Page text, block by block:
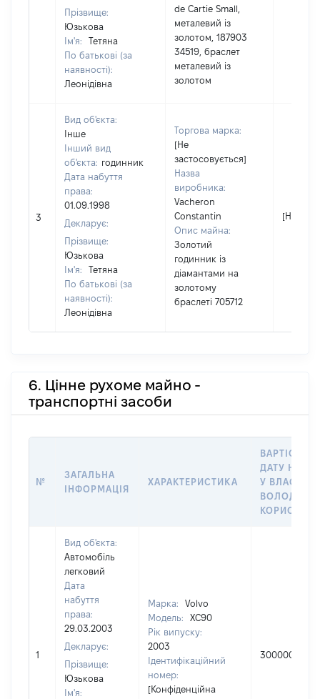
Прізвище:
Юзькова
Ім'я:
Тетяна
По батькові (за
наявності):
Леонідівна
de Cartie Small,
металевий із
золотом, 187903
34519, браслет
металевий із
золотом
3
Вид об'єкта:
Інше
Інший вид
об'єкта: годинник
Дата набуття
права:
01.09.1998
Декларує:
Прізвище:
Юзькова
Ім'я:
Тетяна
По батькові (за
наявності):
Леонідівна
Торгова марка:
[Не
застосовується]
Назва
виробника:
Vacheron
Constantin
Опис майна:
Золотий
годинник із
діамантами на
золотому
браслеті 705712
[Не
6. Цінне рухоме майно -
транспортні засоби
№
ЗАГАЛЬНА
ІНФОРМАЦІЯ
ХАРАКТЕРИСТИКА
ВАРТІСТЬ
ДАТУ
У
1
Вид об'єкта:
Автомобіль
легковий
Дата
набуття
права:
29.03.2003
Декларує:
Прізвище:
Юзькова
Ім'я:
Марка:
Volvo
Модель:
XC90
Рік випуску:
2003
Ідентифікаційний
номер:
[Конфіденційна
300000